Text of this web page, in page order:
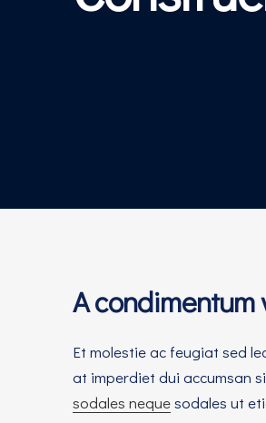
A
Et molestie ac feugiat sed
at imperdiet dui accumsan
sodales nequesodales ut